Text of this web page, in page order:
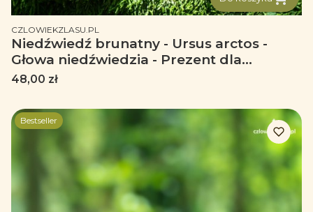
PRODUCENT
CZLOWIEKZLASU.PL
Niedźwiedź brunatny - Ursus arctos -
Głowa niedźwiedzia - Prezent dla
przyrodnika - Kubek emaliowany
Cena
48,00 zł
Bestseller